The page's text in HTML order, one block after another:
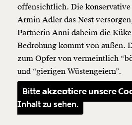
offensichtlich. Die
Armin Adler das Nest
Partnerin Anni daheim die
Bedrohung kommt von außen.
zum Opfer von vermeintlich
und “gierigen Wüstengeiern”.
Bitteakzeptiere unsere
Inhalt zu sehen.